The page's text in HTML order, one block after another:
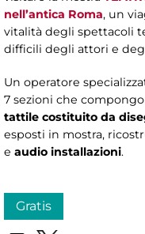
nell’antica Roma, un
vitalità degli spettacoli
difficili degli attori e
Un operatore
7 sezioni che
tattile costituito da
esposti in mostra,
e audio installazioni.
Gratis